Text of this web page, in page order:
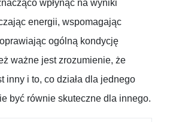
wpłynąć na wyniki
energii, wspomagając
ogólną kondycję
ważne jest zrozumienie, że
inny i to, co działa dla jednego
być równie skuteczne dla innego.